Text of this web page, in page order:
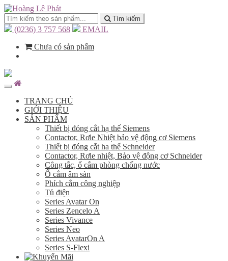
Tìm kiếm
(0236) 3 757 568
EMAIL
Chưa có sản phẩm
TRANG CHỦ
GIỚI THIỆU
SẢN PHẨM
Thiết bị đóng cắt hạ thế Siemens
Contactor, Rơle Nhiệt bảo vệ động cơ Siemens
Thiết bị đóng cắt hạ thế Schneider
Contactor, Rơle nhiệt, Bảo vệ động cơ Schneider
Công tắc, ổ cắm phòng chống nước
Ổ cắm âm sàn
Phích cắm công nghiệp
Tủ điện
Series Avatar On
Series Zencelo A
Series Vivance
Series Neo
Series AvatarOn A
Series S-Flexi